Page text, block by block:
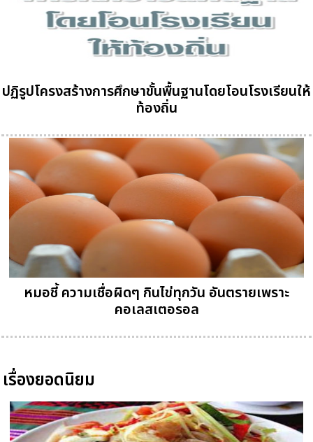
ปฏิรูปโครงสร้างการศึกษาขั้นพื้นฐานโดยโอนโรงเรียนให้
ท้องถิ่น
หมอชี้ ความเชื่อผิดๆ กินไข่ทุกวัน อันตรายเพราะ
คอเลสเตอรอล
เรื่องยอดนิยม